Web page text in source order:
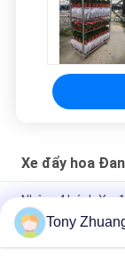
Xe đẩy hoa
Nhôm 4 bánh Xe
Xe đẩy nhà máy
hoa 500kgs với 4
Tony